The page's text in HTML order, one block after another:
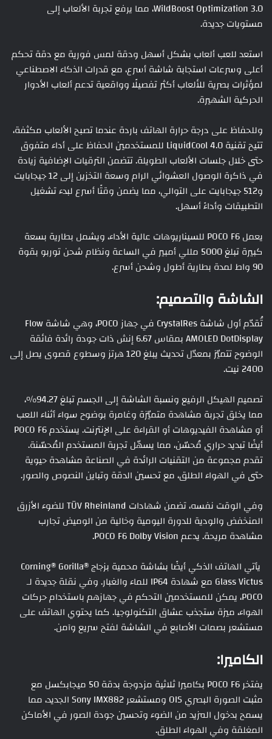
WildBoost Optimization 3.0، مما يرفع تجربة الألعاب إلى
مستويات جديدة.
استعد للعب ألعاب بشكل أسهل ودقة لمس فورية مع دقة تحكم
أعلى وسرعات استجابة شاشة أسرع، مع قدرات الذكاء الاصطناعي
لمؤثرات بصرية للألعاب أكثر تفصيلًا وواقعية تدعم ألعاب الأدوار
الحركية الشهيرة.
وللحفاظ على درجة حرارة الهاتف باردة عندما تصبح الألعاب مكثفة،
تتيح تقنية LiquidCool 4.0 للمستخدمين الحفاظ على أداء متفوق
حتى خلال جلسات الألعاب الطويلة. تتضمن الترقيات الإضافية زيادة
في ذاكرة الوصول العشوائي الرام وسعة التخزين إلى 12 جيجابايت
و512 جيجابايت على التوالي، مما يضمن وقتًا أسرع لبدء تشغيل
التطبيقات وأداءً أسهل.
يعمل POCO F6 للسيناريوهات عالية الأداء، ويشمل بطارية بسعة
كبيرة تبلغ 5000 مللي أمبير في الساعة ونظام شحن توربو بقوة
90 واط لمدة بطارية أطول وشحن أسرع.
الشاشة والتصميم:
تُقدّم أول شاشة CrystalRes في جهاز POCO، وهي شاشة Flow
AMOLED DotDisplay بمقاس 6.67 إنش ذات جودة رائدة فائقة
الوضوح تتميّز بمعدّل تحديث يبلغ 120 هرتز وسطوع قصوى يصل إلى
2400 نيت.
تصميم الهيكل الرفيع ونسبة الشاشة إلى الجسم تبلغ 94.27%،
مما يخلق تجربة مشاهدة متميّزة وغامرة بوضوح سواء أثناء اللعب
أو مشاهدة الفيديوهات أو القراءة على الإنترنت. يستخدم POCO F6
أيضًا تبديد حراري مُحسّن، مما يسهّل تجربة المستخدم المُحسّنة.
تقدم مجموعة من التقنيات الرائدة في الصناعة مشاهدة حيوية
حتى في الهواء الطلق، مع تحسين الدقة وتباين النصوص والصور.
وفي الوقت نفسه، تضمن شهادات TÜV Rheinland للضوء الأزرق
المنخفض والودية للدورة اليومية وخالية من الوميض تجارب
مشاهدة مريحة. يدعم POCO F6 Dolby Vision.
يأتي الهاتف الذكي أيضًا بشاشة محمية بزجاج Corning® Gorilla®
Glass Victus مع شهادة IP64 للماء والغبار. وفي نقلة جديدة لـ
POCO، يمكن للمستخدمين التحكم في جهازهم باستخدام حركات
الهواء، ميزة ستجذب عشاق التكنولوجيا. كما يحتوي الهاتف على
مستشعر بصمات الأصابع في الشاشة لفتح سريع وآمن.
الكاميرا:
يفتخر POCO F6 بكاميرا ثلاثية مزدوجة بدقة 50 ميجابكسل مع
مثبت الصورة البصري OIS ومستشعر Sony IMX882 الجديد، مما
يسمح بدخول المزيد من الضوء وتحسين جودة الصور في الأماكن
المغلقة وفي الهواء الطلق.